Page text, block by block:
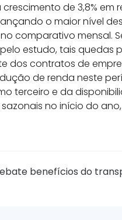
de 3,8% em
o maior nível
comparativo mensal.
estudo, tais quedas
dos contratos de
de renda neste
terceiro e da
no início do ano,
benefícios do